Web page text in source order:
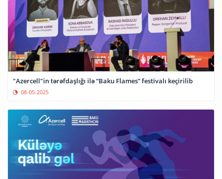
"Azercell"in tərəfdaşlığı ilə “Baku Flames” festivalı keçirilib
08-05-2025